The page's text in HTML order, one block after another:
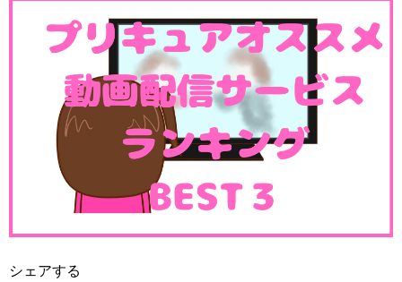
関連記事 ｷﾗｷﾗ☆ﾌﾟﾘｷｭｱｱﾗﾓｰﾄﾞ第14話・第15話・第16話・第17話予告感想(5月放送分)
6月18日 放送お休み
6月18日はなんと放送がお休み(ﾟдﾟ)！恒例のスポーツの影
響でしょうか。
なんだかんだで４か月休みなしで走りっぱなしだったキラ
プリだけに１週ぐらい休んでも問題ないでしょう！
休みの日に早起きしても、キラプリは放送されないので注
シェアする